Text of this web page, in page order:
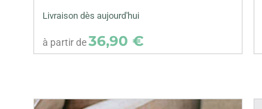
Livraison dès aujourd'hui
à partir de36,90 €